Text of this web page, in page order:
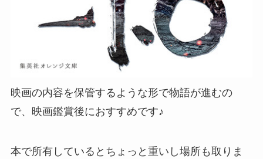
映画の内容を保管するような形で物語が進むの
で、映画鑑賞後におすすめです♪
本で所有しているとちょっと重いし場所も取りま